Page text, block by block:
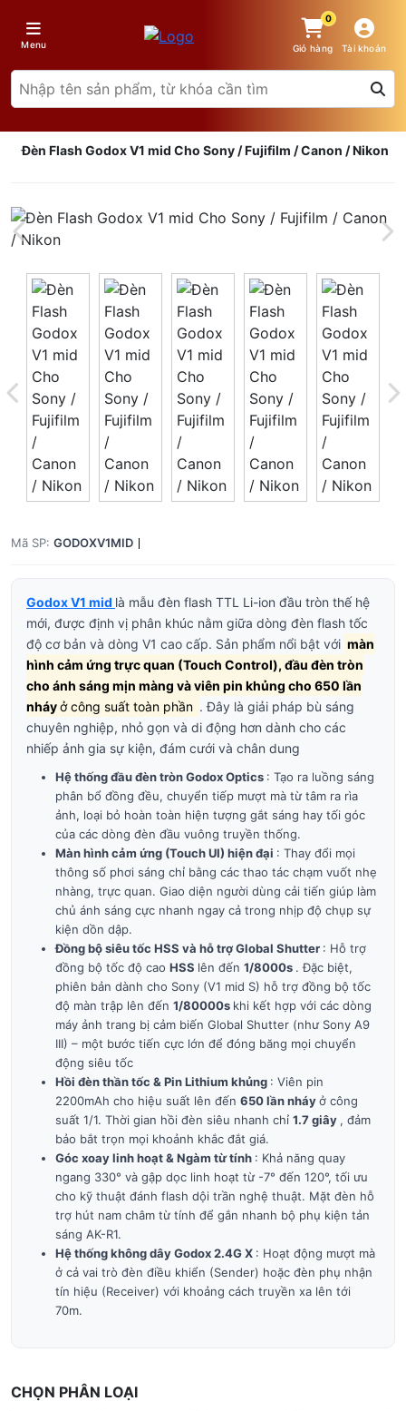
Menu
0
Giỏ hàng Tài khoản
Đèn Flash Godox V1 mid Cho Sony / Fujifilm / Canon / Nikon
Mã SP: GODOXV1MID
Godox V1 mid là mẫu đèn flash TTL Li-ion đầu tròn thế hệ
mới, được định vị phân khúc nằm giữa dòng đèn flash tốc
độ cơ bản và dòng V1 cao cấp. Sản phẩm nổi bật với màn
hình cảm ứng trực quan (Touch Control), đầu đèn tròn
cho ánh sáng mịn màng và viên pin khủng cho 650 lần
nháyở công suất toàn phần . Đây là giải pháp bù sáng
chuyên nghiệp, nhỏ gọn và di động hơn dành cho các
nhiếp ảnh gia sự kiện, đám cưới và chân dung
Hệ thống đầu đèn tròn Godox Optics : Tạo ra luồng sáng
phân bổ đồng đều, chuyển tiếp mượt mà từ tâm ra rìa
ảnh, loại bỏ hoàn toàn hiện tượng gắt sáng hay tối góc
của các dòng đèn đầu vuông truyền thống.
Màn hình cảm ứng (Touch UI) hiện đại : Thay đổi mọi
thông số phơi sáng chỉ bằng các thao tác chạm vuốt nhẹ
nhàng, trực quan. Giao diện người dùng cải tiến giúp làm
chủ ánh sáng cực nhanh ngay cả trong nhịp độ chụp sự
kiện dồn dập.
Đồng bộ siêu tốc HSS và hỗ trợ Global Shutter : Hỗ trợ
đồng bộ tốc độ cao HSS lên đến 1/8000s . Đặc biệt,
phiên bản dành cho Sony (V1 mid S) hỗ trợ đồng bộ tốc
độ màn trập lên đến 1/80000s khi kết hợp với các dòng
máy ảnh trang bị cảm biến Global Shutter (như Sony A9
III) – một bước tiến cực lớn để đóng băng mọi chuyển
động siêu tốc
Hồi đèn thần tốc & Pin Lithium khủng : Viên pin
2200mAh cho hiệu suất lên đến 650 lần nháyở công
suất 1/1. Thời gian hồi đèn siêu nhanh chỉ 1.7 giây , đảm
bảo bắt trọn mọi khoảnh khắc đắt giá.
Góc xoay linh hoạt & Ngàm từ tính : Khả năng quay
ngang 330° và gập dọc linh hoạt từ -7° đến 120°, tối ưu
cho kỹ thuật đánh flash dội trần nghệ thuật. Mặt đèn hỗ
trợ hút nam châm từ tính để gắn nhanh bộ phụ kiện tản
sáng AK-R1.
Hệ thống không dây Godox 2.4G X : Hoạt động mượt mà
ở cả vai trò đèn điều khiển (Sender) hoặc đèn phụ nhận
tín hiệu (Receiver) với khoảng cách truyền xa lên tới
70m.
CHỌN PHÂN LOẠI
Giá trên 1SP x0 đ
Tổng giá 0 đ